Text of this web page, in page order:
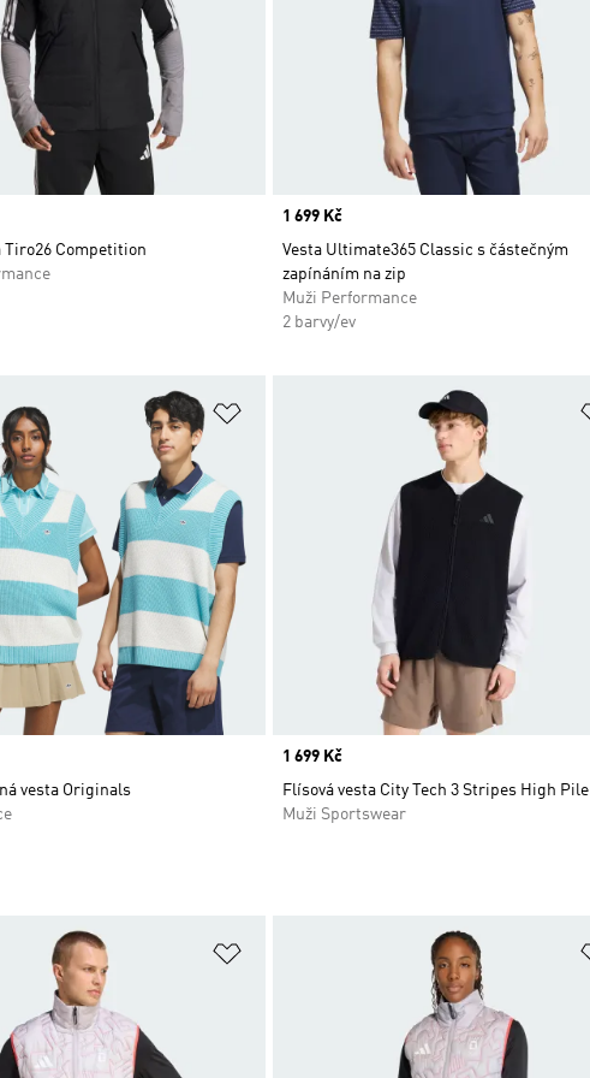
Tiro26 Competition
Price
1 699 Kč
Vesta Ultimate365 Classic s částečným
zapínáním na zip
Muži Performance
2 barvy/ev
přání Přidat do seznamu přání
vesta Originals
Price
1 699 Kč
Flísová vesta City Tech 3 Stripes High Pile
Muži Sportswear
přání Přidat do seznamu přání